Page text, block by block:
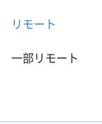
リモート
一部リモート